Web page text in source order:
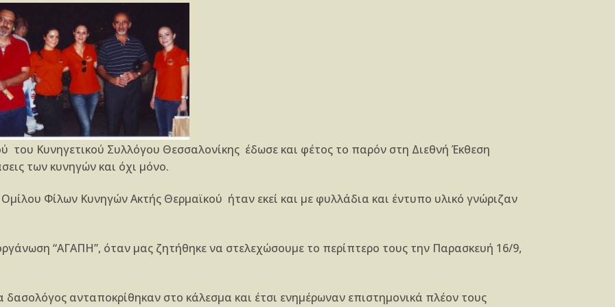
του Κυνηγετικού Συλλόγου Θεσσαλονίκης έδωσε και φέτος το παρόν στη Διεθνή Έκθεση
των κυνηγών και όχι μόνο.
Φίλων Κυνηγών Ακτής Θερμαϊκού ήταν εκεί και με φυλλάδια και έντυπο υλικό γνώριζαν
“ΑΓΑΠΗ”, όταν μας ζητήθηκε να στελεχώσουμε το περίπτερο τους την Παρασκευή 16/9,
ανταποκρίθηκαν στο κάλεσμα και έτσι ενημέρωναν επιστημονικά πλέον τους